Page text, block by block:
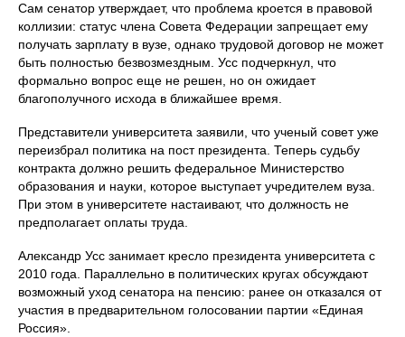
Сам сенатор утверждает, что проблема кроется в правовой
коллизии: статус члена Совета Федерации запрещает ему
получать зарплату в вузе, однако трудовой договор не может
быть полностью безвозмездным. Усс подчеркнул, что
формально вопрос еще не решен, но он ожидает
благополучного исхода в ближайшее время.
Представители университета заявили, что ученый совет уже
переизбрал политика на пост президента. Теперь судьбу
контракта должно решить федеральное Министерство
образования и науки, которое выступает учредителем вуза.
При этом в университете настаивают, что должность не
предполагает оплаты труда.
Александр Усс занимает кресло президента университета с
2010 года. Параллельно в политических кругах обсуждают
возможный уход сенатора на пенсию: ранее он отказался от
участия в предварительном голосовании партии «Единая
Россия».